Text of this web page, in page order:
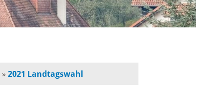
»2021 Landtagswahl